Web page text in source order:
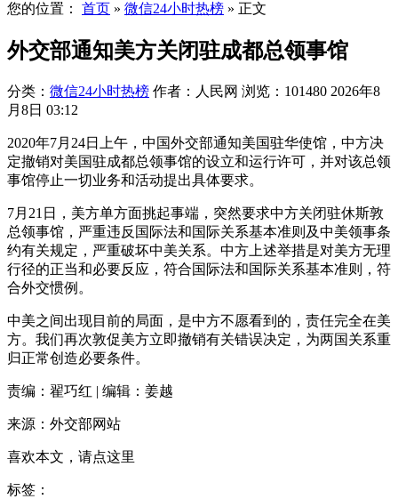
您的位置： 首页 » 微信24小时热榜 » 正文
外交部通知美方关闭驻成都总领事馆
分类： 微信24小时热榜 作者：人民网 浏览：101480 2026年8
月8日 03:12
2020年7月24日上午，中国外交部通知美国驻华使馆，中方决
定撤销对美国驻成都总领事馆的设立和运行许可，并对该总领
事馆停止一切业务和活动提出具体要求。
7月21日，美方单方面挑起事端，突然要求中方关闭驻休斯敦
总领事馆，严重违反国际法和国际关系基本准则及中美领事条
约有关规定，严重破坏中美关系。中方上述举措是对美方无理
行径的正当和必要反应，符合国际法和国际关系基本准则，符
合外交惯例。
中美之间出现目前的局面，是中方不愿看到的，责任完全在美
方。我们再次敦促美方立即撤销有关错误决定，为两国关系重
归正常创造必要条件。
责编：翟巧红 | 编辑：姜越
来源：外交部网站
喜欢本文，请点这里
标签：